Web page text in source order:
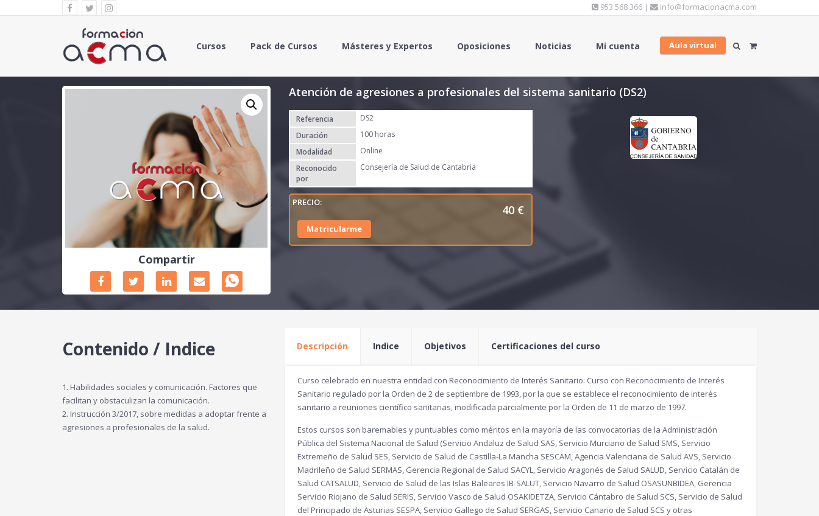
953 568 366 | info@formacionacma.com
Cursos Pack de Cursos Másteres y Expertos Oposiciones Noticias Mi cuenta Aula virtual
Compartir
Atención de agresiones a profesionales del sistema sanitario (DS2)
Referencia
DS2
Duración
100 horas
Modalidad
Online
Reconocido
por
Consejería de Salud de Cantabria
40 €
Matricularme
Contenido / Indice
1. Habilidades sociales y comunicación. Factores que
facilitan y obstaculizan la comunicación.
2. Instrucción 3/2017, sobre medidas a adoptar frente a
agresiones a profesionales de la salud.
Descripción Indice Objetivos Certificaciones del curso
Curso celebrado en nuestra entidad con Reconocimiento de Interés Sanitario: Curso con Reconocimiento de Interés
Sanitario regulado por la Orden de 2 de septiembre de 1993, por la que se establece el reconocimiento de interés
sanitario a reuniones científico sanitarias, modificada parcialmente por la Orden de 11 de marzo de 1997.
Estos cursos son baremables y puntuables como méritos en la mayoría de las convocatorias de la Administración
Pública del Sistema Nacional de Salud (Servicio Andaluz de Salud SAS, Servicio Murciano de Salud SMS, Servicio
Extremeño de Salud SES, Servicio de Salud de Castilla-La Mancha SESCAM, Agencia Valenciana de Salud AVS, Servicio
Madrileño de Salud SERMAS, Gerencia Regional de Salud SACYL, Servicio Aragonés de Salud SALUD, Servicio Catalán de
Salud CATSALUD, Servicio de Salud de las Islas Baleares IB-SALUT, Servicio Navarro de Salud OSASUNBIDEA, Gerencia
Servicio Riojano de Salud SERIS, Servicio Vasco de Salud OSAKIDETZA, Servicio Cántabro de Salud SCS, Servicio de Salud
del Principado de Asturias SESPA, Servicio Gallego de Salud SERGAS, Servicio Canario de Salud SCS y otras